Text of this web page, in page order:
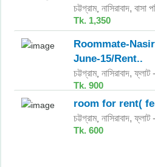
চট্টগ্রাম,নাসিরাবাদ, বাসা
Tk. 1,350
Roommate-
June-15/Rent..
চট্টগ্রাম,নাসিরাবাদ, ফ্লাট -
Tk. 900
room for rent(
চট্টগ্রাম,নাসিরাবাদ, ফ্লাট -
Tk. 600